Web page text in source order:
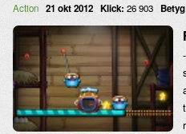
Action 21 okt 2012 Klick: 26 903